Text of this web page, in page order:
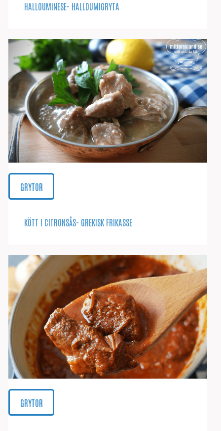
HALLOUMINESE- HALLOUMIGRYTA
GRYTOR
KÖTT I CITRONSÅS- GREKISK FRIKASSE
GRYTOR